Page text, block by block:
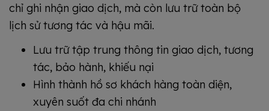
chỉ ghi nhận giao dịch, mà còn lưu trữ toàn bộ
lịch sử tương tác và hậu mãi.
Lưu trữ tập trung thông tin giao dịch, tương
tác, bảo hành, khiếu nại
Hình thành hồ sơ khách hàng toàn diện,
xuyên suốt đa chi nhánh